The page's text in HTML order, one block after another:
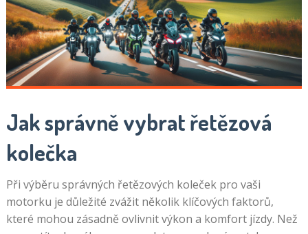
Jak správně vybrat řetězová
kolečka
Při výběru správných řetězových koleček pro vaši
motorku je důležité zvážit několik klíčových faktorů,
které mohou zásadně ovlivnit výkon a komfort jízdy. Než